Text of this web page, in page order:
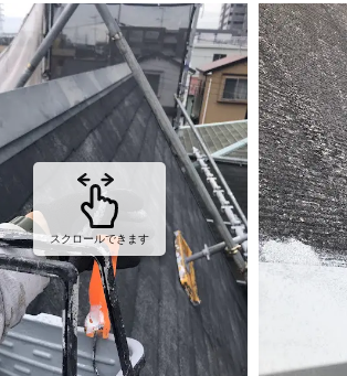
スクロールできます